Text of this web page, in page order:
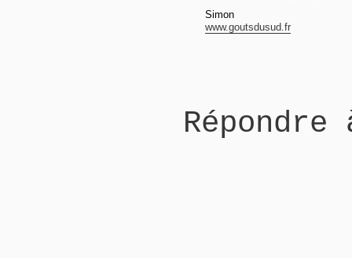
Simon
www.goutsdusud.fr